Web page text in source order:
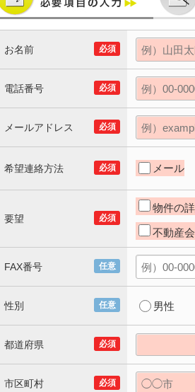
必須
お名前
必須
電話番号
必須
メールアドレス
必須
希望連絡方法 メール
必須
要望
物件の
不動産
任意
FAX番号
任意
性別 男性
必須
都道府県
必須
市区町村